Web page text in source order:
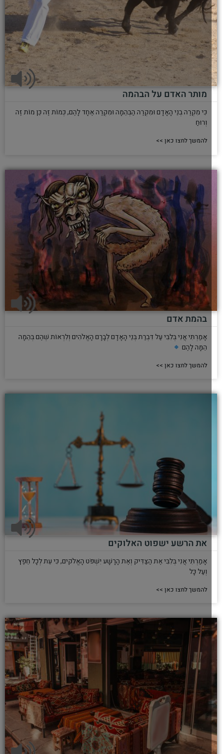
מותר האדם על הבהמה
כִּי מִקְרֶה בְנֵי הָאָדָם וּמִקְרֶה הַבְּהֵמָה וּמִקְרֶה אֶחָד לָהֶם, כְּמוֹת זֶה כֵּן מוֹת זֶה
וְרוּחַ
להמשך לחצו כאן >>
בהמת אדם
אָמַרְתִּי אֲנִי בְּלִבִּי עַל דִּבְרַת בְּנֵי הָאָדָם לְבָרָם הָאֱלֹהִים וְלִרְאוֹת שְׁהֶם בְּהֵמָה
הֵמָּה לָהֶם
להמשך לחצו כאן >>
את הרשע ישפוט האלוקים
אָמַרְתִּי אֲנִי בְּלִבִּי אֶת הַצַּדִּיק וְאֶת הָרָשָׁע יִשְׁפֹּט הָאֱלֹקים, כִּי עֵת לְכָל חֵפֶץ
וְעַל כָּל
להמשך לחצו כאן >>